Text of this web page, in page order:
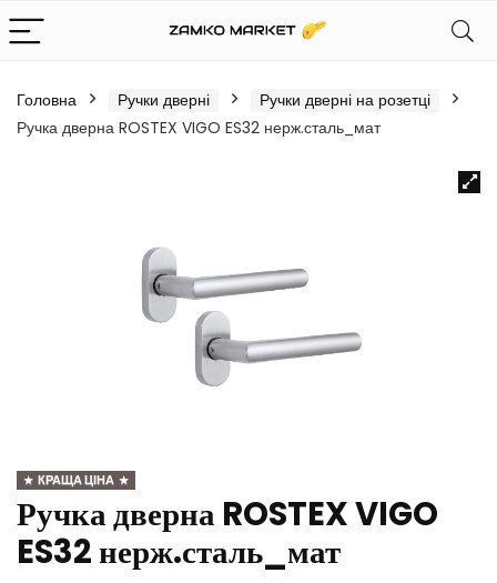
Головна Ручки дверні
Ручки дверні на розетці
Ручка дверна ROSTEX VIGO ES32 нерж.сталь_мат
КРАЩА ЦІНА
Ручка дверна ROSTEX VIGO
ES32 нерж.сталь_мат